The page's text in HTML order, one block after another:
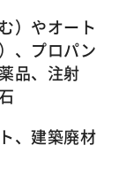
）やオート
、プロパン
品、注射
、建築廃材